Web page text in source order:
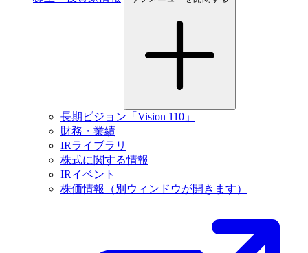
長期ビジョン「Vision 110」
財務・業績
IRライブラリ
株式に関する情報
IRイベント
株価情報
（別ウィンドウが開きます）